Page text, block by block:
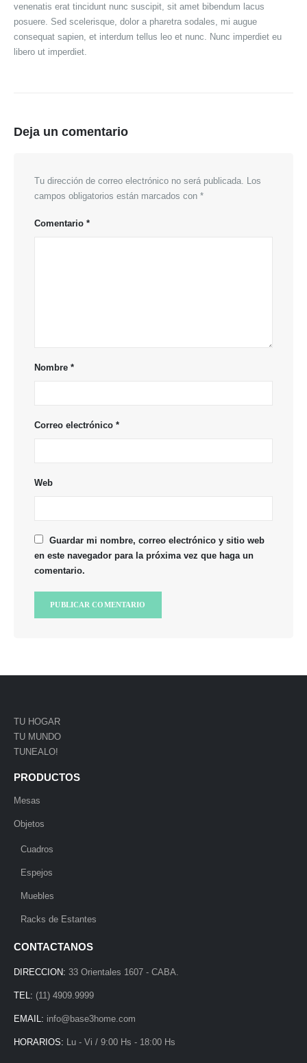
venenatis erat tincidunt nunc suscipit, sit amet bibendum lacus
posuere. Sed scelerisque, dolor a pharetra sodales, mi augue
consequat sapien, et interdum tellus leo et nunc. Nunc imperdiet eu
libero ut imperdiet.
Deja un comentario
Tu dirección de correo electrónico no será publicada. Los
campos obligatorios están marcados con *
Comentario *
Nombre *
Correo electrónico *
Web
Guardar mi nombre, correo electrónico y sitio web
en este navegador para la próxima vez que haga un
comentario.
TU HOGAR
TU MUNDO
TUNEALO!
PRODUCTOS
Mesas
Objetos
Cuadros
Espejos
Muebles
Racks de Estantes
CONTACTANOS
DIRECCION: 33 Orientales 1607 - CABA.
TEL: (11) 4909.9999
EMAIL: info@base3home.com
HORARIOS: Lu - Vi / 9:00 Hs - 18:00 Hs